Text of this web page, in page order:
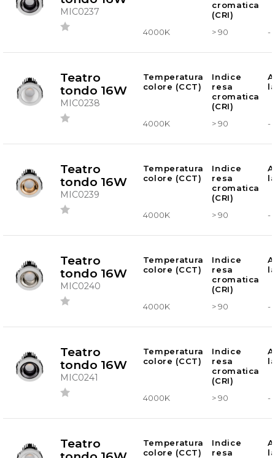
MIC0237
cromatica
(CRI)
4000K > 90 -
Teatro
tondo 16W
MIC0238
Temperatura
colore (CCT)
Indice
resa
cromatica
(CRI)
4000K > 90 -
Teatro
tondo 16W
MIC0239
Temperatura
colore (CCT)
Indice
resa
cromatica
(CRI)
4000K > 90 -
Teatro
tondo 16W
MIC0240
Temperatura
colore (CCT)
Indice
resa
cromatica
(CRI)
4000K > 90 -
Teatro
tondo 16W
MIC0241
Temperatura
colore (CCT)
Indice
resa
cromatica
(CRI)
4000K > 90 -
Teatro
Temperatura
colore (CCT)
Indice
resa